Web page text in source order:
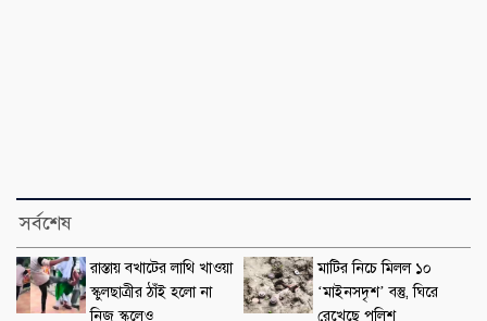
সর্বশেষ
রাস্তায় বখাটের লাথি খাওয়া
স্কুলছাত্রীর ঠাঁই হলো না
নিজ স্কুলেও
মাটির নিচে মিলল ১০
‘মাইনসদৃশ’ বস্তু, ঘিরে
রেখেছে পুলিশ